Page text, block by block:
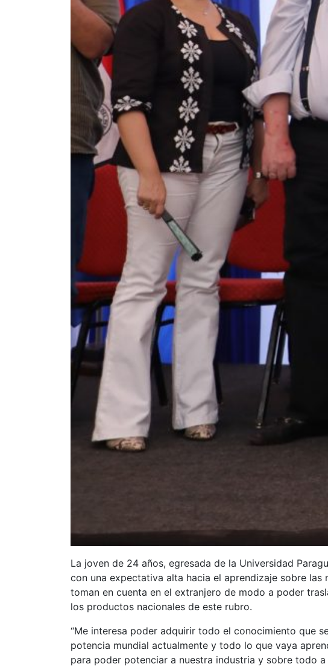
La joven de 24 años, egresada de la Universidad
con una expectativa alta hacia el aprendizaje sobre las
toman en cuenta en el extranjero de modo a poder
los productos nacionales de este rubro.
“Me interesa poder adquirir todo el conocimiento que
potencia mundial actualmente y todo lo que vaya
para poder potenciar a nuestra industria y sobre todo a